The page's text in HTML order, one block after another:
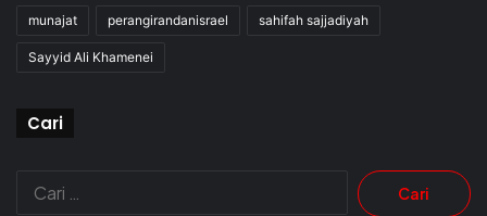
munajat perangirandanisrael sahifah sajjadiyah
Sayyid Ali Khamenei
Cari
Cari
untuk: